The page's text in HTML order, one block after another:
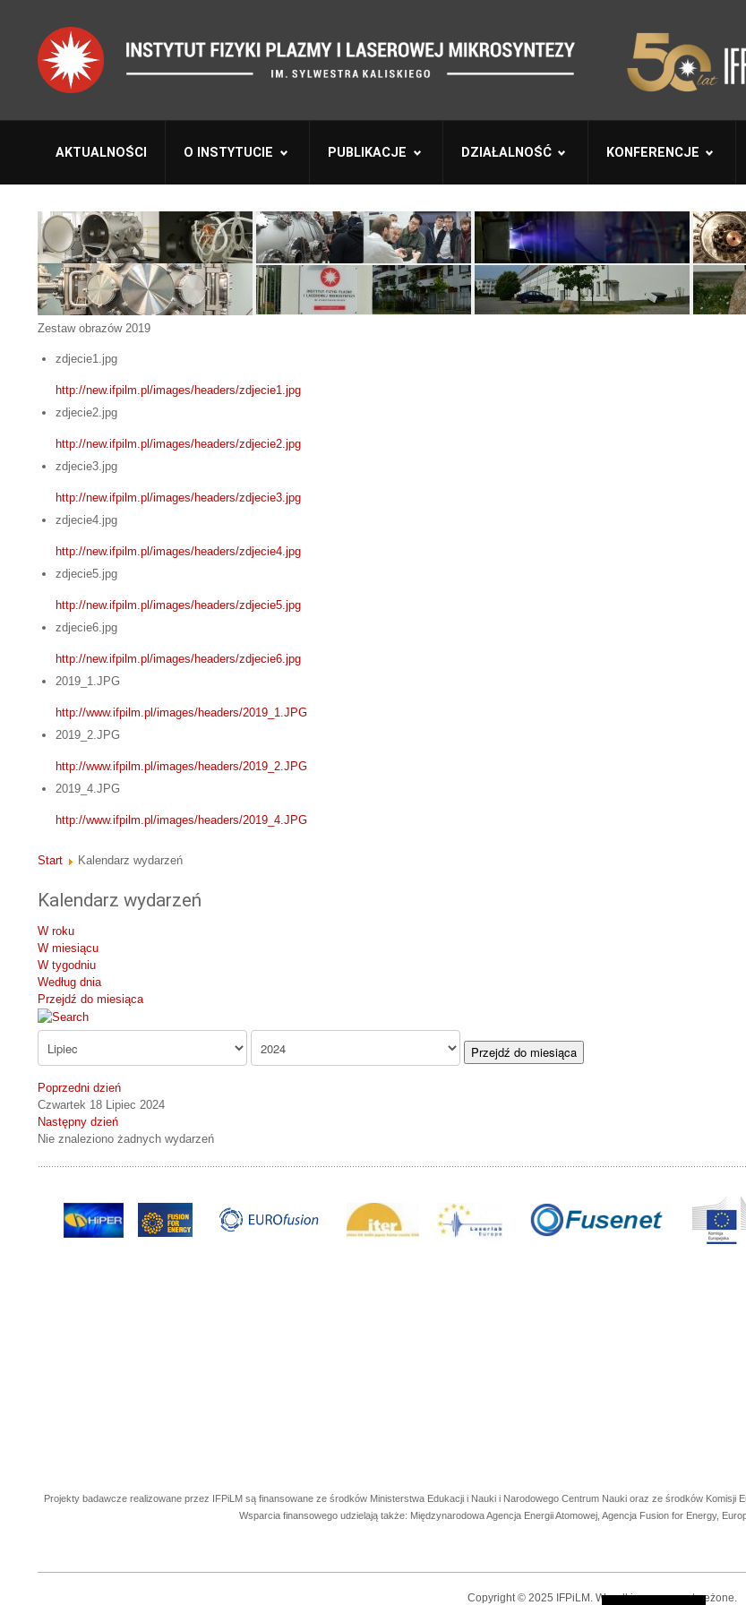
AKTUALNOŚCI O INSTYTUCIE PUBLIKACJE DZIAŁALNOŚĆ KONFERENCJE
Zestaw obrazów 2019
zdjecie1.jpg
http://new.ifpilm.pl/images/headers/zdjecie1.jpg
zdjecie2.jpg
http://new.ifpilm.pl/images/headers/zdjecie2.jpg
zdjecie3.jpg
http://new.ifpilm.pl/images/headers/zdjecie3.jpg
zdjecie4.jpg
http://new.ifpilm.pl/images/headers/zdjecie4.jpg
zdjecie5.jpg
http://new.ifpilm.pl/images/headers/zdjecie5.jpg
zdjecie6.jpg
http://new.ifpilm.pl/images/headers/zdjecie6.jpg
2019_1.JPG
http://www.ifpilm.pl/images/headers/2019_1.JPG
2019_2.JPG
http://www.ifpilm.pl/images/headers/2019_2.JPG
2019_4.JPG
http://www.ifpilm.pl/images/headers/2019_4.JPG
Start Kalendarz wydarzeń
Kalendarz wydarzeń
W roku
W miesiącu
W tygodniu
Według dnia
Przejdź do miesiąca
Przejdź do miesiąca
Poprzedni dzień
Czwartek 18 Lipiec 2024
Następny dzień
Nie znaleziono żadnych wydarzeń
Projekty badawcze realizowane przez IFPiLM są finansowane ze środków Ministerstwa Edukacji i Nauki i Narodowego Centrum Nauki oraz ze środków Komisji
Wsparcia finansowego udzielają także: Międzynarodowa Agencja Energii Atomowej, Agencja Fusion for Energy,
Copyright © 2025 IFPiLM. Wszelkie prawa zastrzeżone.